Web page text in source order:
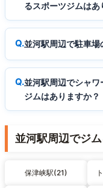
るスポーツジムはあ
並河駅周辺で駐車場
並河駅周辺でシャ
ジムはありますか？
並河駅周辺でジ
保津峡駅(21)